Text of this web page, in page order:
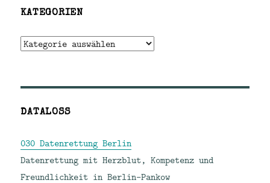
KATEGORIEN
Kategorien
DATALOSS
030 Datenrettung Berlin
Datenrettung mit Herzblut, Kompetenz und
Freundlichkeit in Berlin-Pankow